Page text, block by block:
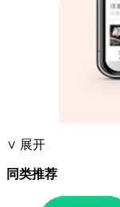
∨ 展开
同类推荐